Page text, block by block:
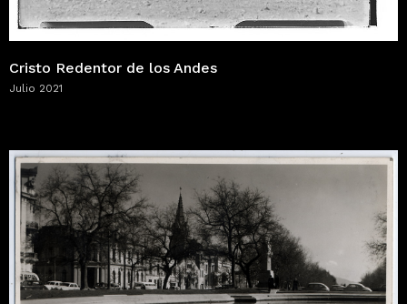
Cristo Redentor de los Andes
Julio 2021